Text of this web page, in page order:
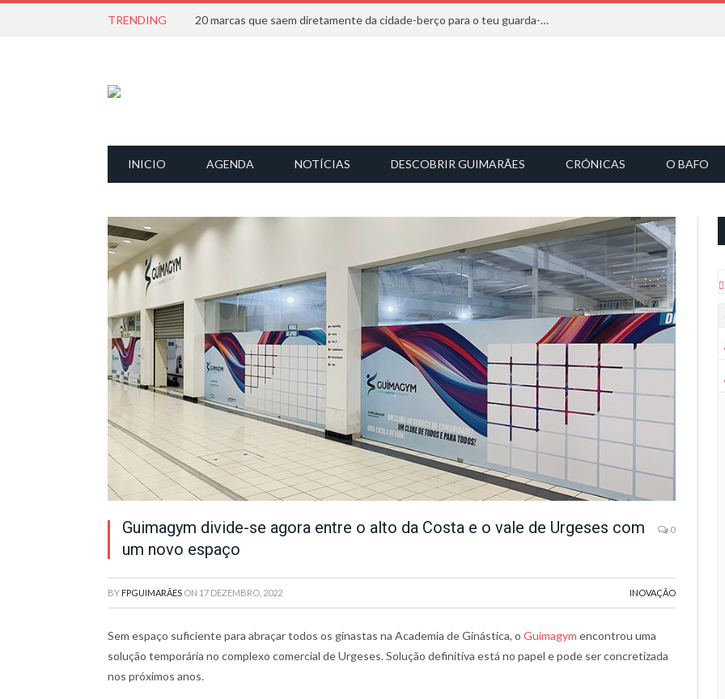
TRENDING 20 marcas que saem diretamente da cidade-berço para o teu guarda-roupa
INICIO AGENDA NOTÍCIAS DESCOBRIR GUIMARÃES CRÓNICAS O BAFO
Guimagym divide-se agora entre o alto da Costa e o vale de Urgeses com
um novo espaço
0
BY FPGUIMARÃES ON 17 DEZEMBRO, 2022 INOVAÇÃO
Sem espaço suficiente para abraçar todos os ginastas na Academia de Ginástica, o Guimagym encontrou uma
solução temporária no complexo comercial de Urgeses. Solução definitiva está no papel e pode ser concretizada
nos próximos anos.